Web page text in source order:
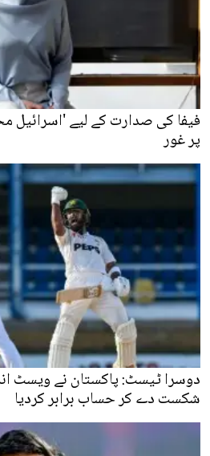
فیفا کی صدارت کے لیے 'اسرائیل
پر غور
شکست دے کر حساب برابر کردیا